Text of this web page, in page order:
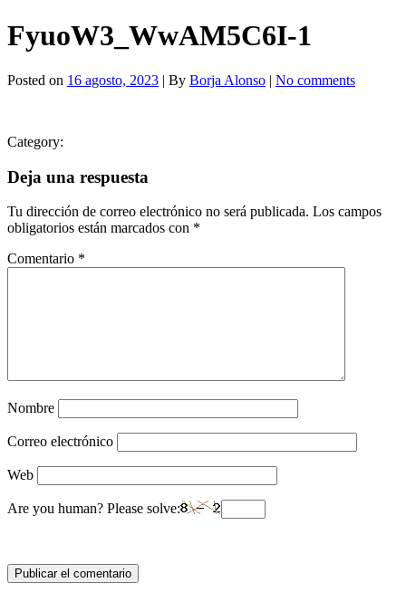
FyuoW3_WwAM5C6I-1
Posted on 16 agosto, 2023 | By Borja Alonso | No comments
Category:
Deja una respuesta
Tu dirección de correo electrónico no será publicada. Los campos
obligatorios están marcados con *
Comentario *
Nombre
Correo electrónico
Web
Are you human? Please solve: